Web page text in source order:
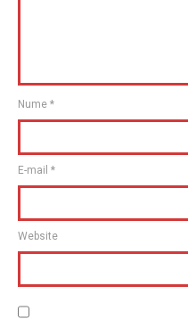
Nume *
E-mail *
Website